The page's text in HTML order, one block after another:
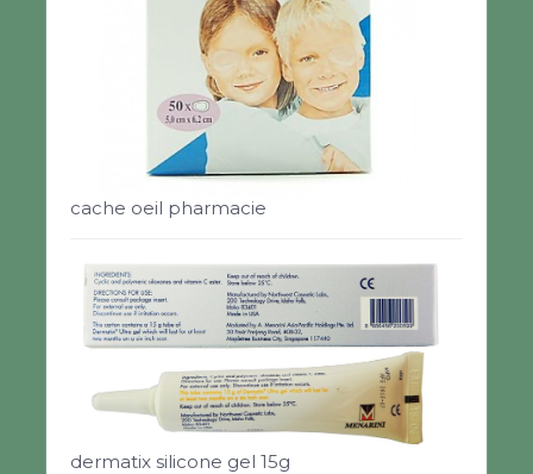
cache oeil pharmacie
dermatix silicone gel 15g